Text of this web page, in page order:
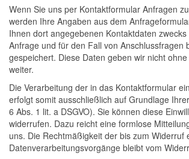
Wenn Sie uns per Kontaktformular Anfragen
werden Ihre Angaben aus dem
Ihnen dort angegebenen Kontaktdaten
Anfrage und für den Fall von Anschlussfragen
gespeichert. Diese Daten geben wir nicht
weiter.
Die Verarbeitung der in das Kontaktformular
erfolgt somit ausschließlich auf Grundlage
6 Abs. 1 lit. a DSGVO). Sie können diese
widerrufen. Dazu reicht eine formlose
uns. Die Rechtmäßigkeit der bis zum Widerruf
Datenverarbeitungsvorgänge bleibt vom